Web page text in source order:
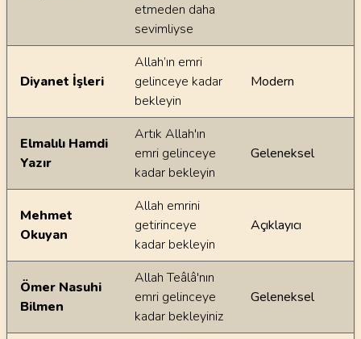
etmeden daha
sevimliyse
Diyanet İşleri
Allah’ın emri
gelinceye kadar
bekleyin
Modern
Elmalılı Hamdi
Yazır
Artık Allah'ın
emri gelinceye
kadar bekleyin
Geleneksel
Mehmet
Okuyan
Allah emrini
getirinceye
kadar bekleyin
Açıklayıcı
Ömer Nasuhi
Bilmen
Allah Teâlâ'nın
emri gelinceye
kadar bekleyiniz
Geleneksel